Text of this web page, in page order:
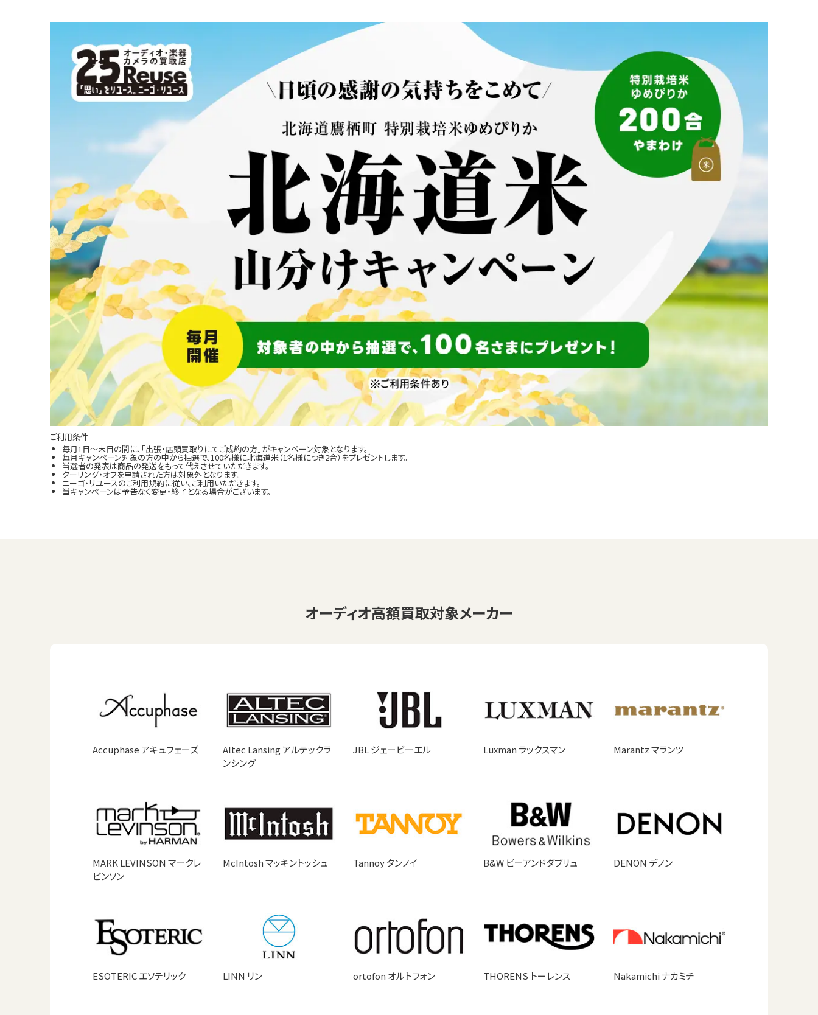
ご利用条件
毎月1日～末日の間に、「出張・店頭買取りにてご成約の方」がキャンペーン対象となります。
毎月キャンペーン対象の方の中から抽選で、100名様に北海道米（1名様につき2合）をプレゼントします。
当選者の発表は商品の発送をもって代えさせていただきます。
クーリング・オフを申請された方は対象外となります。
ニーゴ・リユースのご利用規約に従い、ご利用いただきます。
当キャンペーンは予告なく変更・終了となる場合がございます。
オーディオ高額買取対象メーカー
Accuphase アキュフェーズ
Altec Lansing アルテックラ
ンシング
JBL ジェービーエル Luxman ラックスマン Marantz マランツ
MARK LEVINSON マークレ
ビンソン
McIntosh マッキントッシュ Tannoy タンノイ B&W ビーアンドダブリュ DENON デノン
ESOTERIC エソテリック LINN リン ortofon オルトフォン THORENS トーレンス Nakamichi ナカミチ